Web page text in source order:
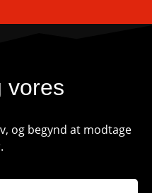
vores
og begynd at modtage